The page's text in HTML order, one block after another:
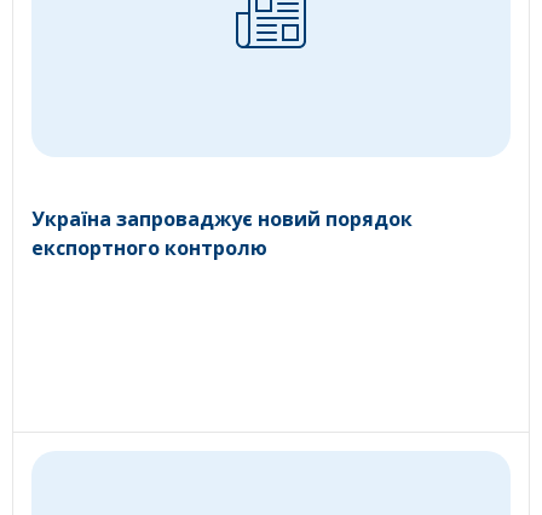
Україна запроваджує новий порядок
експортного контролю